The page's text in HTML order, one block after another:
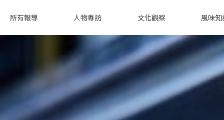
所有報導 人物專訪 文化觀察 風味知